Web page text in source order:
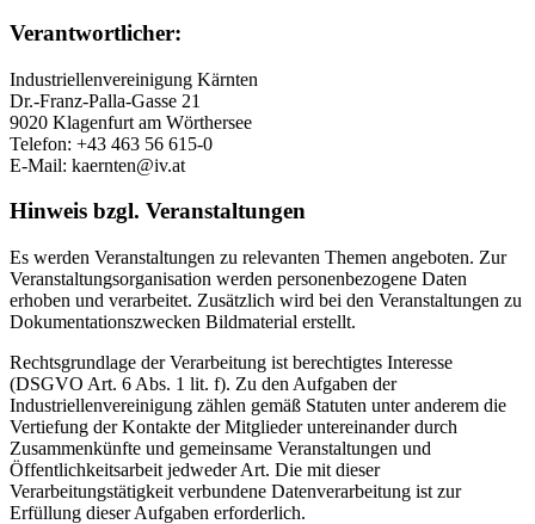
Verantwortlicher:
Industriellenvereinigung Kärnten
Dr.-Franz-Palla-Gasse 21
9020 Klagenfurt am Wörthersee
Telefon: +43 463 56 615-0
E-Mail: kaernten@iv.at
Hinweis bzgl. Veranstaltungen
Es werden Veranstaltungen zu relevanten Themen angeboten. Zur
Veranstaltungsorganisation werden personenbezogene Daten
erhoben und verarbeitet. Zusätzlich wird bei den Veranstaltungen zu
Dokumentationszwecken Bildmaterial erstellt.
Rechtsgrundlage der Verarbeitung ist berechtigtes Interesse
(DSGVO Art. 6 Abs. 1 lit. f). Zu den Aufgaben der
Industriellenvereinigung zählen gemäß Statuten unter anderem die
Vertiefung der Kontakte der Mitglieder untereinander durch
Zusammenkünfte und gemeinsame Veranstaltungen und
Öffentlichkeitsarbeit jedweder Art. Die mit dieser
Verarbeitungstätigkeit verbundene Datenverarbeitung ist zur
Erfüllung dieser Aufgaben erforderlich.